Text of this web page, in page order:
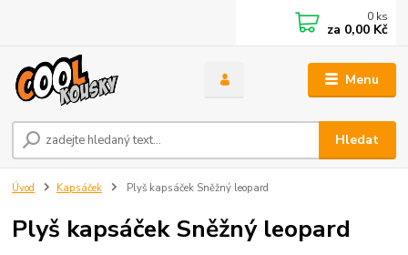
Menu
Hledat
0 ks
za 0,00 Kč
Úvod Kapsáček Plyš kapsáček Sněžný leopard
Plyš kapsáček Sněžný leopard